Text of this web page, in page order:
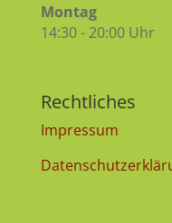
Montag
14:30 - 20:00 Uhr
Rechtliches
Impressum